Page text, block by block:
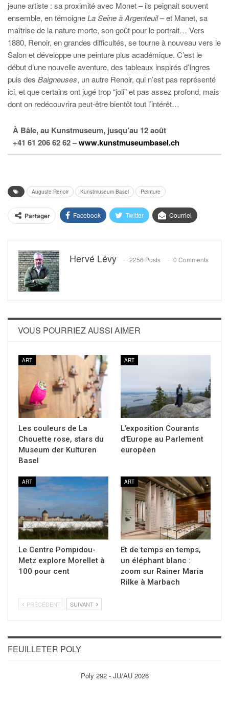
jeune artiste : sa proximité avec Monet – ils peignait souvent
ensemble, en témoigneLa Seine à Argenteuil– et Manet, sa
maîtrise de la nature morte, son goût pour le portrait… Vers
1880, Renoir, en grandes difficultés, se tourne à nouveau vers le
Salon et développe une peinture plus académique. C’est le
début d’une nouvelle aventure, des tableaux inspirés d’Ingres
puis des Baigneuses, un autre Renoir, qui n’est pas représenté
ici, et que certains ont jugé trop “joli” et pas assez profond, mais
dont on redécouvrira peut-être bientôt tout l’intérêt…
À Bâle, au Kunstmuseum, jusqu’au 12 août
+41 61 206 62 62 –www.kunstmuseumbasel.ch
Auguste Renoir Kunstmuseum Basel Peinture
Partager Facebook Twitter Courriel
Hervé Lévy 2256 Posts 0 Comments
VOUS POURRIEZ AUSSI AIMER
ART
Les couleurs de La
Chouette rose, stars du
Museum der Kulturen
Basel
ART
L’exposition Courants
d’Europe au Parlement
européen
ART
Le Centre Pompidou-
Metz explore Morellet à
100 pour cent
ART
Et de temps en temps,
un éléphant blanc :
zoom sur Rainer Maria
Rilke à Marbach
PRÉCÉDENT SUIVANT
FEUILLETER POLY
Poly 292 - JU/AU 2026